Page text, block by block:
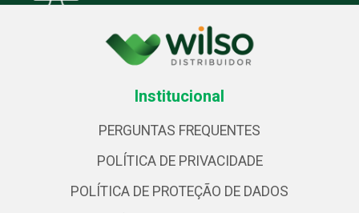
Institucional
PERGUNTAS FREQUENTES
POLÍTICA DE PRIVACIDADE
POLÍTICA DE PROTEÇÃO DE DADOS